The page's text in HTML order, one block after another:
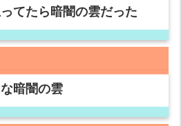
てたら暗闇の雲だった
暗闇の雲